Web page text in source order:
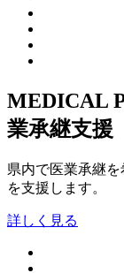
MEDICAL
業承継支援
県内で医業承継
を支援します。
詳しく見る